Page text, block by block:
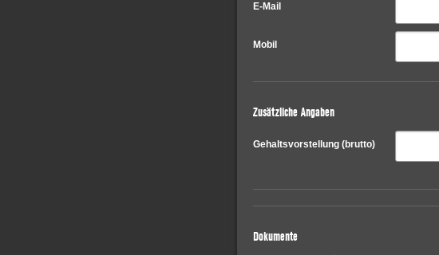
E-Mail
Mobil
Zusätzliche Angaben
Gehaltsvorstellung (brutto)
Dokumente